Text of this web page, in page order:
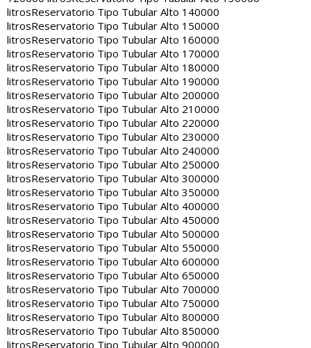
litrosReservatorio Tipo Tubular Alto 140000
litrosReservatorio Tipo Tubular Alto 150000
litrosReservatorio Tipo Tubular Alto 160000
litrosReservatorio Tipo Tubular Alto 170000
litrosReservatorio Tipo Tubular Alto 180000
litrosReservatorio Tipo Tubular Alto 190000
litrosReservatorio Tipo Tubular Alto 200000
litrosReservatorio Tipo Tubular Alto 210000
litrosReservatorio Tipo Tubular Alto 220000
litrosReservatorio Tipo Tubular Alto 230000
litrosReservatorio Tipo Tubular Alto 240000
litrosReservatorio Tipo Tubular Alto 250000
litrosReservatorio Tipo Tubular Alto 300000
litrosReservatorio Tipo Tubular Alto 350000
litrosReservatorio Tipo Tubular Alto 400000
litrosReservatorio Tipo Tubular Alto 450000
litrosReservatorio Tipo Tubular Alto 500000
litrosReservatorio Tipo Tubular Alto 550000
litrosReservatorio Tipo Tubular Alto 600000
litrosReservatorio Tipo Tubular Alto 650000
litrosReservatorio Tipo Tubular Alto 700000
litrosReservatorio Tipo Tubular Alto 750000
litrosReservatorio Tipo Tubular Alto 800000
litrosReservatorio Tipo Tubular Alto 850000
litrosReservatorio Tipo Tubular Alto 900000